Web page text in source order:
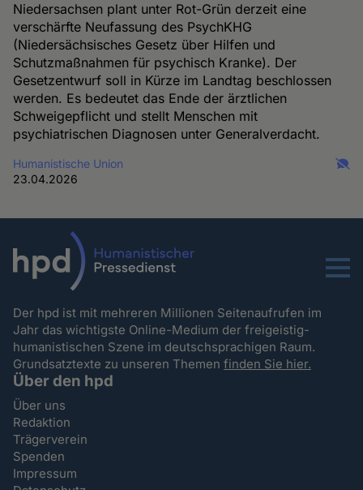
Niedersachsen plant unter Rot-Grün derzeit eine
verschärfte Neufassung des PsychKHG
(Niedersächsisches Gesetz über Hilfen und
Schutzmaßnahmen für psychisch Kranke). Der
Gesetzentwurf soll in Kürze im Landtag beschlossen
werden. Es bedeutet das Ende der ärztlichen
Schweigepflicht und stellt Menschen mit
psychiatrischen Diagnosen unter Generalverdacht.
Humanistische Union
23.04.2026
Menu
Der hpd ist mit mehreren Millionen Seitenaufrufen im
Jahr das wichtigste Online-Medium der freigeistig-
humanistischen Szene im deutschsprachigen Raum.
Grundsatztexte zu unseren Themenfinden Sie hier.
Über den hpd
Über uns
Redaktion
Trägerverein
Spenden
Impressum